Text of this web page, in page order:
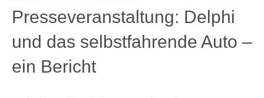
Presseveranstaltung: Delphi
und das selbstfahrende Auto –
ein Bericht